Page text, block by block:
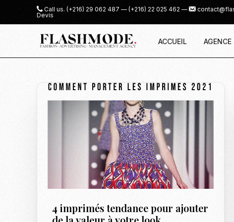
Call us. (+216) 29 062 487 — (+216) 22 025 462 —
Devis
ACCUEIL
4 imprimés tendance pour ajouter